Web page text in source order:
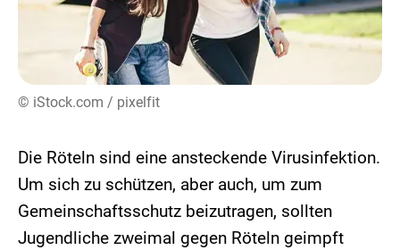
© iStock.com / pixelfit
Die Röteln sind eine ansteckende Virusinfektion.
Um sich zu schützen, aber auch, um zum
Gemeinschaftsschutz beizutragen, sollten
Jugendliche zweimal gegen Röteln geimpft